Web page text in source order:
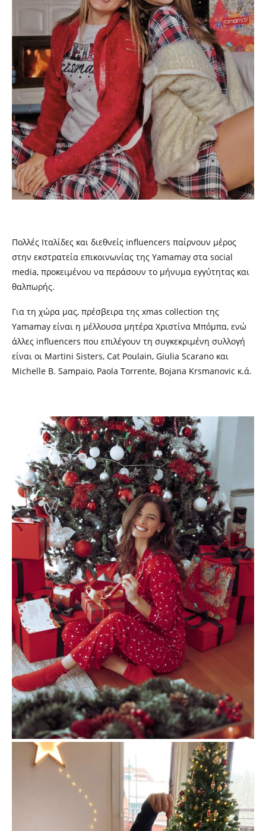
Πολλές Ιταλίδες και διεθνείς influencers παίρνουν μέρος
στην εκστρατεία επικοινωνίας της Yamamay στα social
media, προκειμένου να περάσουν το μήνυμα εγγύτητας και
θαλπωρής.
Για τη χώρα μας, πρέσβειρα της xmas collection της
Yamamay είναι η μέλλουσα μητέρα Χριστίνα Μπόμπα, ενώ
άλλες influencers που επιλέγουν τη συγκεκριμένη συλλογή
είναι οι Martini Sisters, Cat Poulain, Giulia Scarano και
Michelle B. Sampaio, Paola Torrente, Bojana Krsmanovic κ.ά.